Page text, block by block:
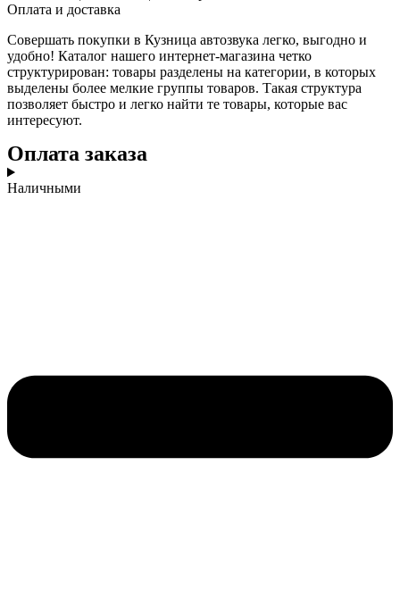
Оплата и доставка
Совершать покупки в Кузница автозвука легко, выгодно и
удобно! Каталог нашего интернет-магазина четко
структурирован: товары разделены на категории, в которых
выделены более мелкие группы товаров. Такая структура
позволяет быстро и легко найти те товары, которые вас
интересуют.
Оплата заказа
Наличными